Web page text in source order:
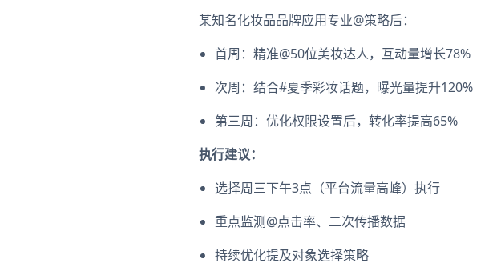
某知名化妆品品牌应用专业@策略后：
首周：精准@50位美妆达人，互动量增长78%
次周：结合#夏季彩妆话题，曝光量提升120%
第三周：优化权限设置后，转化率提高65%
执行建议：
选择周三下午3点（平台流量高峰）执行
重点监测@点击率、二次传播数据
持续优化提及对象选择策略